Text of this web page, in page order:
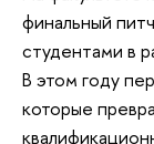
финальный
студентами в
В этом году
которые